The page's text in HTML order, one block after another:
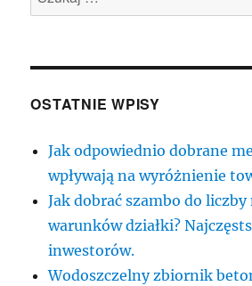
OSTATNIE WPISY
Jak odpowiednio dobrane
wpływają na wyróżnienie
Jak dobrać szambo do
warunków działki?
inwestorów.
Wodoszczelny zbiornik